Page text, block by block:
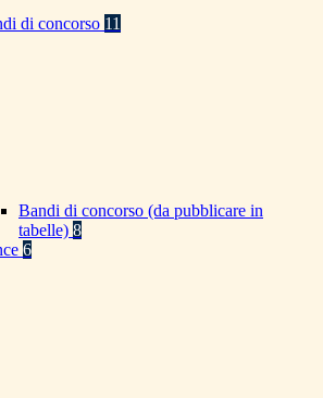
di concorso 11
Bandi di concorso (da pubblicare in
tabelle) 8
6